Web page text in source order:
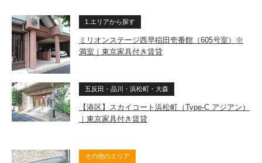
1.エリアから探す
ミリオンステージ西早稲田壱番館（605号室）※
満室｜東京家具付き賃貸
五反田・品川・浜松町・大森
【港区】スカイコート浜松町（Type-C アジアン）
｜東京家具付き賃貸
その他のエリア